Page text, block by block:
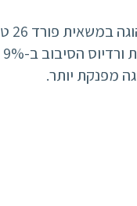
מפנקת יותר.